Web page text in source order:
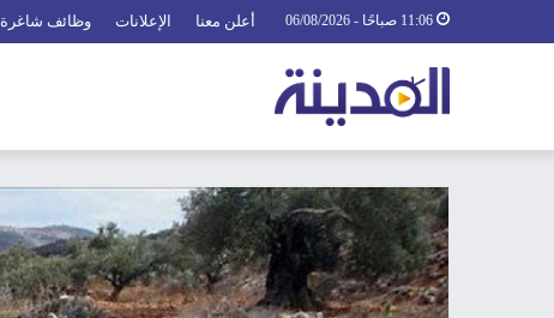
أعلن معنا الإعلانات وظائف شاغرة